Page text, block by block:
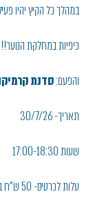
במהלך כל הקיץ יהיו
כיפיות במחלקת
והפעם:סדנת
תאריך- 30/7/26
שעות 17:00-18:30
עלות לכרטיס- 50 ש"ח בלבד